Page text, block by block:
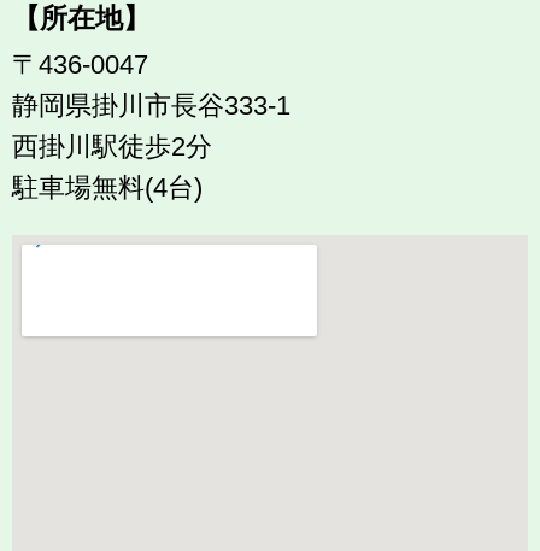
【所在地】
〒436-0047
静岡県掛川市長谷333-1
西掛川駅徒歩2分
駐車場無料(4台)